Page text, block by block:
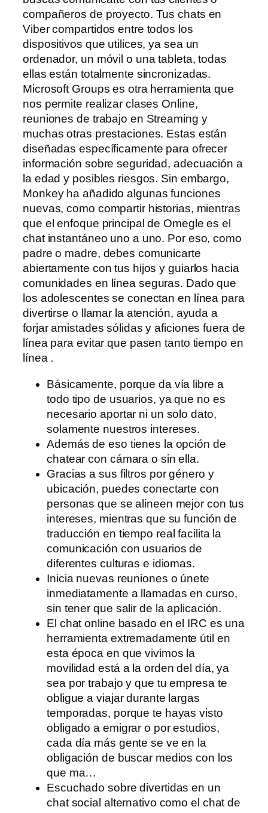
compañeros de proyecto. Tus chats en
Viber compartidos entre todos los
dispositivos que utilices, ya sea un
ordenador, un móvil o una tableta, todas
ellas están totalmente sincronizadas.
Microsoft Groups es otra herramienta que
nos permite realizar clases Online,
reuniones de trabajo en Streaming y
muchas otras prestaciones. Estas están
diseñadas específicamente para ofrecer
información sobre seguridad, adecuación a
la edad y posibles riesgos. Sin embargo,
Monkey ha añadido algunas funciones
nuevas, como compartir historias, mientras
que el enfoque principal de Omegle es el
chat instantáneo uno a uno. Por eso, como
padre o madre, debes comunicarte
abiertamente con tus hijos y guiarlos hacia
comunidades en línea seguras. Dado que
los adolescentes se conectan en línea para
divertirse o llamar la atención, ayuda a
forjar amistades sólidas y aficiones fuera de
línea para evitar que pasen tanto tiempo en
línea .
Básicamente, porque da vía libre a
todo tipo de usuarios, ya que no es
necesario aportar ni un solo dato,
solamente nuestros intereses.
Además de eso tienes la opción de
chatear con cámara o sin ella.
Gracias a sus filtros por género y
ubicación, puedes conectarte con
personas que se alineen mejor con tus
intereses, mientras que su función de
traducción en tiempo real facilita la
comunicación con usuarios de
diferentes culturas e idiomas.
Inicia nuevas reuniones o únete
inmediatamente a llamadas en curso,
sin tener que salir de la aplicación.
El chat online basado en el IRC es una
herramienta extremadamente útil en
esta época en que vivimos la
movilidad está a la orden del día, ya
sea por trabajo y que tu empresa te
obligue a viajar durante largas
temporadas, porque te hayas visto
obligado a emigrar o por estudios,
cada día más gente se ve en la
obligación de buscar medios con los
que ma…
Escuchado sobre divertidas en un
chat social alternativo como el chat de